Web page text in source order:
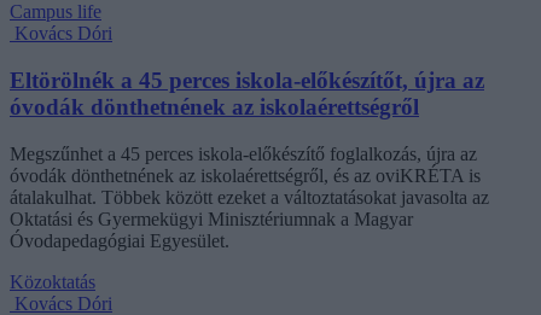
Campus life
Kovács Dóri
Eltörölnék a 45 perces iskola-előkészítőt, újra az
óvodák dönthetnének az iskolaérettségről
Megszűnhet a 45 perces iskola-előkészítő foglalkozás, újra az
óvodák dönthetnének az iskolaérettségről, és az oviKRÉTA is
átalakulhat. Többek között ezeket a változtatásokat javasolta az
Oktatási és Gyermekügyi Minisztériumnak a Magyar
Óvodapedagógiai Egyesület.
Közoktatás
Kovács Dóri